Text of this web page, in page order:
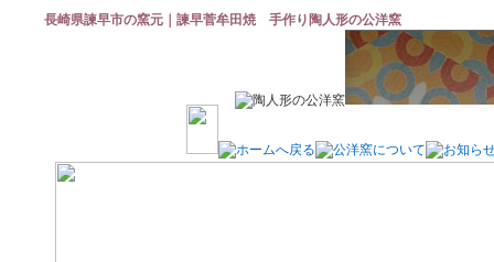
長崎県諫早市の窯元｜諫早菅牟田焼 手作り陶人形の公洋窯